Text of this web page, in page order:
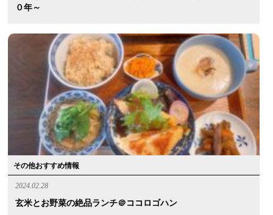
０年～
その他おすすめ情報
2024.02.28
玄米とお野菜の絶品ランチ＠ココロゴハン